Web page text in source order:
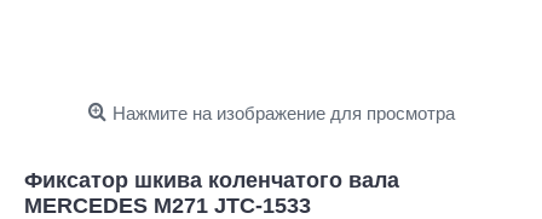
Нажмите на изображение для просмотра
Фиксатор шкива коленчатого вала
MERCEDES M271 JTC-1533